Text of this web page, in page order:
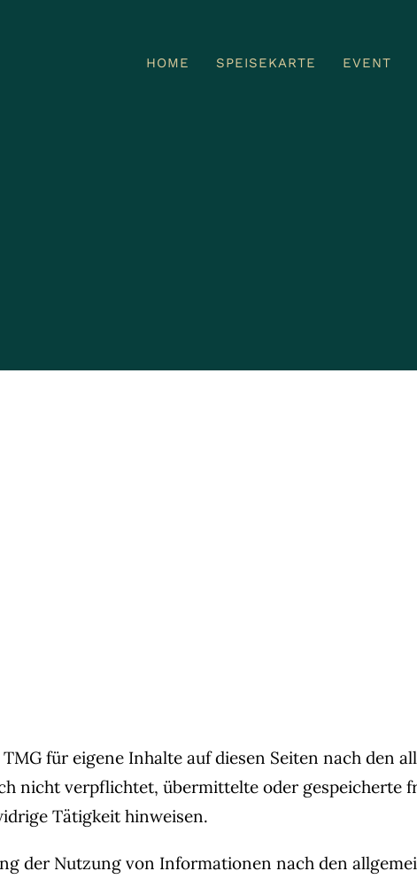
HOME SPEISEKARTE EVENT
HOME SPEISEKARTE EVENT
für eigene Inhalte auf diesen Seiten nach den
nicht verpflichtet, übermittelte oder gespeicherte
Tätigkeit hinweisen.
der Nutzung von Informationen nach den